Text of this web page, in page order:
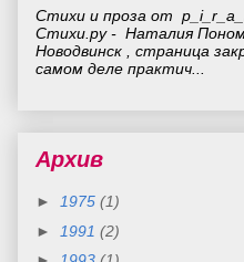
Стихи и проза от
Стихи.ру - Наталия
Новодвинск , страница
самом деле практич...
Архив
► 1975 (1)
►
1991 (2)